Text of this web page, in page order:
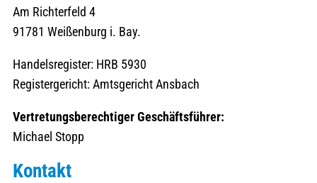
Am Richterfeld 4
91781 Weißenburg i. Bay.
Handelsregister: HRB 5930
Registergericht: Amtsgericht Ansbach
Vertretungsberechtiger Geschäftsführer:
Michael Stopp
Kontakt